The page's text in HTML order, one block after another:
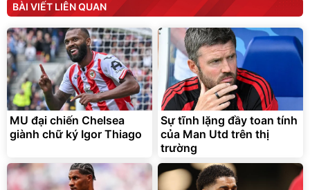
Bạt phủ xe ô tô cao cấp,
tráng nhôm 03 lớp
392.000
325.000đ
Đã bán nhiều
Xe đạp điện trợ lực G-
Force C14 gấp gọn bỏ cốp
tiện lợi
9.900.000 đ
7.092.000đ
Đang xem nhiều
G-FORCE VIETNA
BÀI VIẾT LIÊN QUAN
MU đại chiến Chelsea
giành chữ ký Igor Thiago
Sự tĩnh lặng đầy toan tính
của Man Utd trên thị
trường